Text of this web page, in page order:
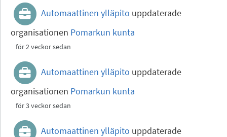
Automaattinen ylläpito uppdaterade
organisationen Pomarkun kunta
för 2 veckor sedan
Automaattinen ylläpito uppdaterade
organisationen Pomarkun kunta
för 3 veckor sedan
Automaattinen ylläpito uppdaterade